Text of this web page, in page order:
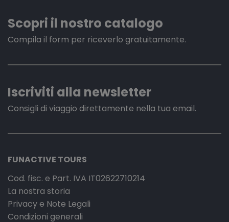
Scopri il nostro catalogo
Compila il form per riceverlo gratuitamente.
Iscriviti alla newsletter
Consigli di viaggio direttamente nella tua email.
FUNACTIVE TOURS
Cod. fisc. e Part. IVA IT02622710214
La nostra storia
Privacy e Note Legali
Condizioni generali